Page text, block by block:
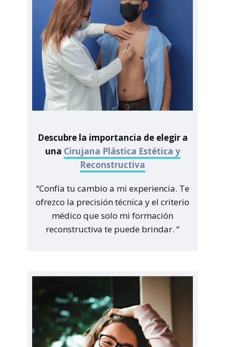
Descubre la importancia de elegir a
una Cirujana Plástica Estética y
Reconstructiva
“Confía tu cambio a mi experiencia. Te
ofrezco la precisión técnica y el criterio
médico que solo mi formación
reconstructiva te puede brindar. “